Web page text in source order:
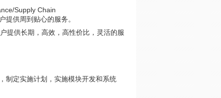
Supply Chain
供周到贴心的服务。
提供长期，高效，高性价比，灵活的服
制定实施计划，实施模块开发和系统